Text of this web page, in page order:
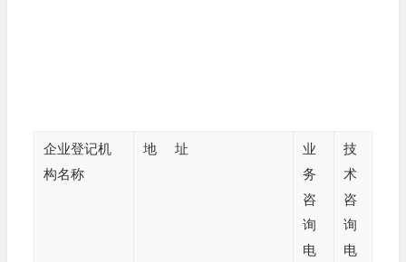
企业登记机
构名称
地 址
业
务
咨
询
电
技
术
咨
询
电